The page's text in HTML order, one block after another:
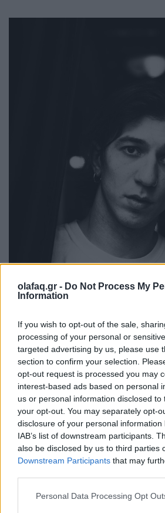
olafaq.gr - Do Not Process My
Information
If you wish to opt-out of the sale,
processing of your personal or
targeted advertising by us, please use
section to confirm your selection.
opt-out request is processed you may
interest-based ads based on personal
us or personal information disclosed
your opt-out. You may separately opt-
disclosure of your personal
IAB’s list of downstream participants.
also be disclosed by us to third parties
Downstream Participants that may
Personal Data Processing Opt
Φωτ.: Άσπα Κουλύρα /
– Πώς έχεις δει την τηλεόραση
τελευταία χρόνια; Βλέπουμε
μυθοπλασία, περισσότερες
Πρέπει να κοπούν τα ριάλιτι